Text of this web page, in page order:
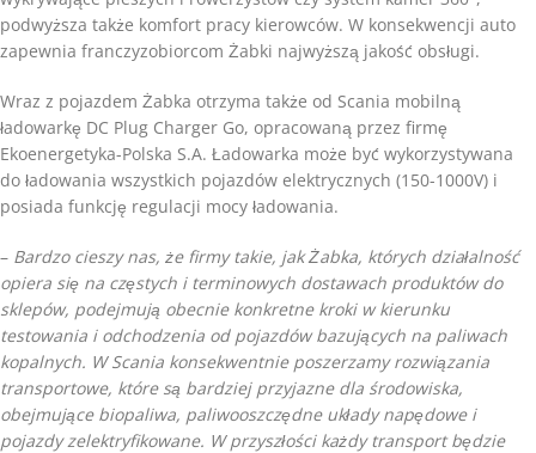
podwyższa także komfort pracy kierowców. W konsekwencji auto
zapewnia franczyzobiorcom Żabki najwyższą jakość obsługi.
Wraz z pojazdem Żabka otrzyma także od Scania mobilną
ładowarkę DC Plug Charger Go, opracowaną przez firmę
Ekoenergetyka-Polska S.A. Ładowarka może być wykorzystywana
do ładowania wszystkich pojazdów elektrycznych (150-1000V) i
posiada funkcję regulacji mocy ładowania.
– Bardzo cieszy nas, że firmy takie, jak Żabka, których działalność
opiera się na częstych i terminowych dostawach produktów do
sklepów, podejmują obecnie konkretne kroki w kierunku
testowania i odchodzenia od pojazdów bazujących na paliwach
kopalnych. W Scania konsekwentnie poszerzamy rozwiązania
transportowe, które są bardziej przyjazne dla środowiska,
obejmujące biopaliwa, paliwooszczędne układy napędowe i
pojazdy zelektryfikowane. W przyszłości każdy transport będzie